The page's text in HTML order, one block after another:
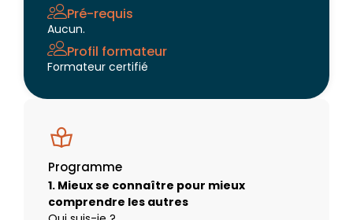
Pré-requis
Aucun.
Profil formateur
Formateur certifié
Programme
1. Mieux se connaître pour mieux
comprendre les autres